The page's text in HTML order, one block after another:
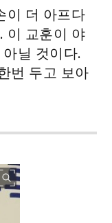
이 더 아프다
이 교훈이 야
닐 것이다.
번 두고 보아